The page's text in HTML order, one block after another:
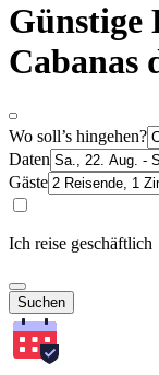
Günstige
Cabanas
Wo soll’s hingehen?
Daten
Gäste
Ich reise geschäftlich
Suchen